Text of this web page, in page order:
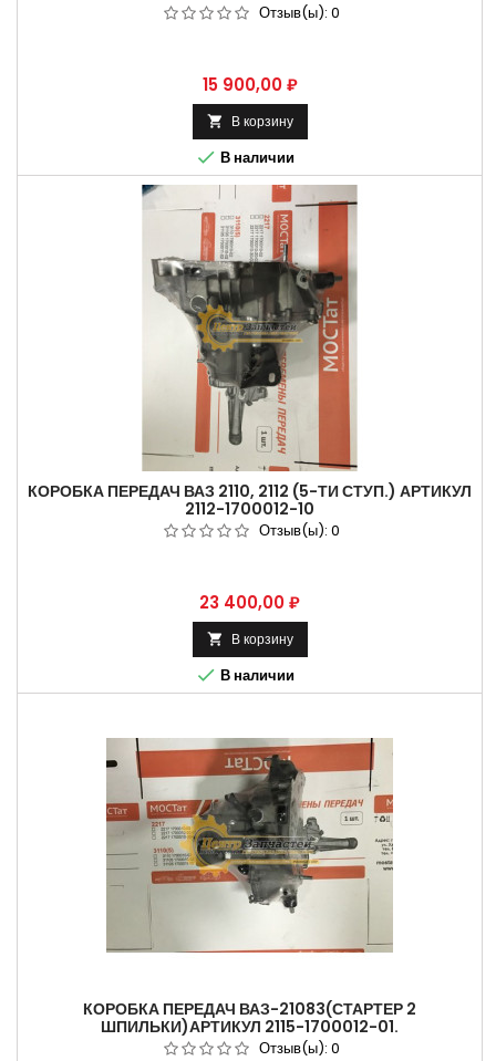
Отзыв(ы): 0
Цена
15 900,00 ₽
 В корзину
 В наличии
КОРОБКА ПЕРЕДАЧ ВАЗ 2110, 2112 (5-ТИ СТУП.) АРТИКУЛ
2112-1700012-10
Отзыв(ы): 0
Цена
23 400,00 ₽
 В корзину
 В наличии
КОРОБКА ПЕРЕДАЧ ВАЗ-21083(СТАРТЕР 2
ШПИЛЬКИ)АРТИКУЛ 2115-1700012-01.
Отзыв(ы): 0